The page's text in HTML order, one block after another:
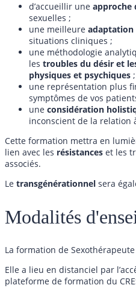
d’accueillir une approche
sexuelles ;
une meilleure adaptation
situations cliniques ;
une méthodologie
les troubles du désir et
physiques et psychiques ;
une représentation plus
symptômes de vos
une considération
inconscient de la relation
Cette formation mettra en
lien avec les résistances et les
associés.
Le transgénérationnel sera
Modalités
La formation de
Elle a lieu en distanciel par
plateforme de formation du